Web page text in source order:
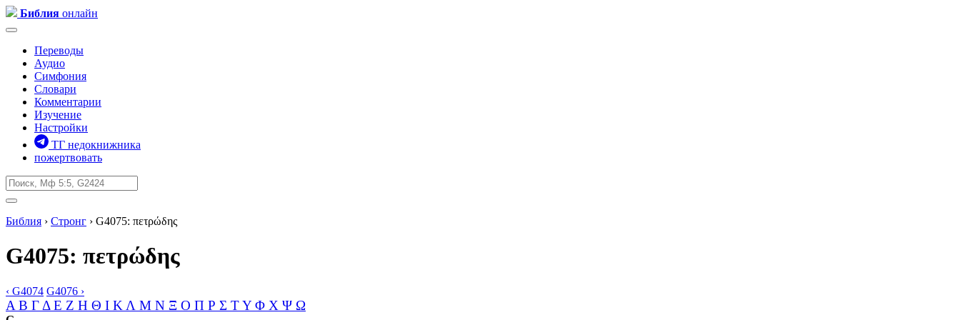
Библия онлайн
Переводы
Аудио
Симфония
Словари
Комментарии
Изучение
Настройки
ТГ недокнижника
пожертвовать
Библия › Стронг › G4075: πετρώδης
G4075: πετρώδης
‹ G4074 G4076 ›
Α Β Γ Δ Ε Ζ Η Θ Ι Κ Λ Μ Ν Ξ Ο Π Ρ Σ ΤΥ Φ Χ Ψ Ω